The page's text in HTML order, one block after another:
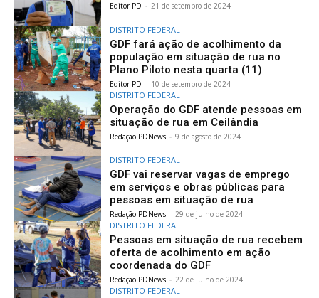
Editor PD - 21 de setembro de 2024
DISTRITO FEDERAL
GDF fará ação de acolhimento da
população em situação de rua no
Plano Piloto nesta quarta (11)
Editor PD - 10 de setembro de 2024
DISTRITO FEDERAL
Operação do GDF atende pessoas em
situação de rua em Ceilândia
Redação PDNews - 9 de agosto de 2024
DISTRITO FEDERAL
GDF vai reservar vagas de emprego
em serviços e obras públicas para
pessoas em situação de rua
Redação PDNews - 29 de julho de 2024
DISTRITO FEDERAL
Pessoas em situação de rua recebem
oferta de acolhimento em ação
coordenada do GDF
Redação PDNews - 22 de julho de 2024
DISTRITO FEDERAL